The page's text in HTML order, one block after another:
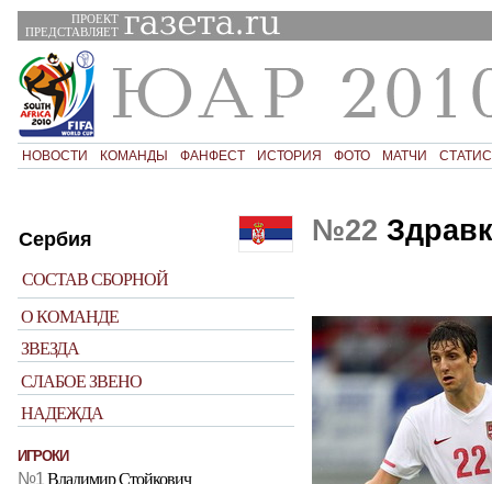
ПРОЕКТ
ПРЕДСТАВЛЯЕТ
НОВОСТИ КОМАНДЫ ФАНФЕСТ ИСТОРИЯ ФОТО МАТЧИ
Сербия
СОСТАВ СБОРНОЙ
О КОМАНДЕ
ЗВЕЗДА
СЛАБОЕ ЗВЕНО
НАДЕЖДА
ИГРОКИ
№1Владимир Стойкович
№22